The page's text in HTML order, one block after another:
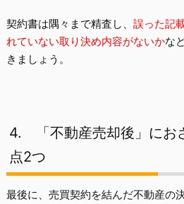
契約書は隅々まで精査し、 誤った記
れていない取り決め内容がないかな
きましょう。
4. 「不動産売却後」にお
点2つ
最後に、売買契約を結んだ不動産の